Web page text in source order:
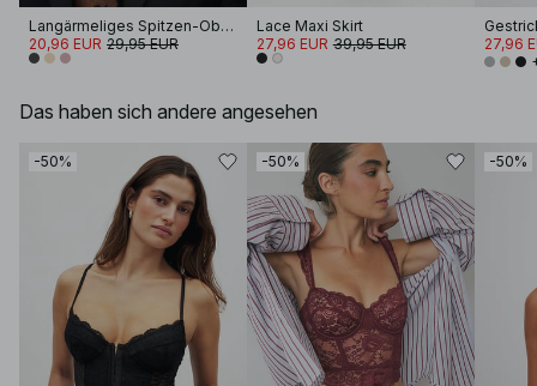
Langärmeliges Spitzen-Oberteil
20,96 EUR 29,95 EUR
Lace Maxi Skirt
27,96 EUR 39,95 EUR
27,96
Das haben sich andere angesehen
-50% -50% -50%